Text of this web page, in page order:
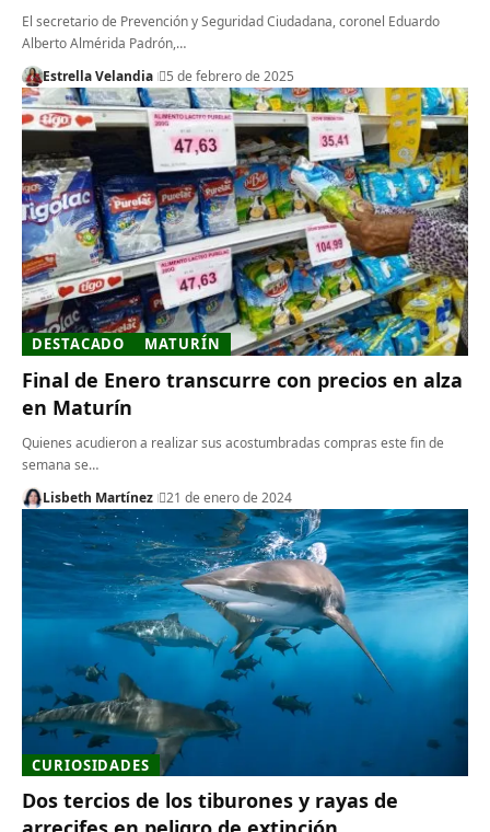
El secretario de Prevención y Seguridad Ciudadana, coronel Eduardo
Alberto Almérida Padrón,…
Estrella Velandia
5 de febrero de 2025
DESTACADO MATURÍN
Final de Enero transcurre con precios en alza
en Maturín
Quienes acudieron a realizar sus acostumbradas compras este fin de
semana se…
Lisbeth Martínez
21 de enero de 2024
CURIOSIDADES
Dos tercios de los tiburones y rayas de